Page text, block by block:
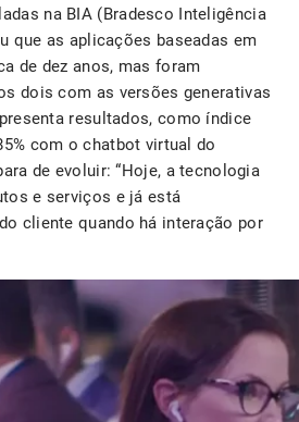
na BIA (Bradesco Inteligência
que as aplicações baseadas em
de dez anos, mas foram
dois com as versões generativas
resultados, como índice
com o chatbot virtual do
de evoluir: “Hoje, a tecnologia
e serviços e já está
cliente quando há interação por